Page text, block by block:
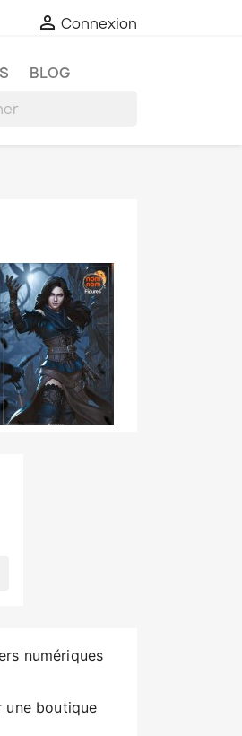
 Connexion
BLOG
numériques
une boutique